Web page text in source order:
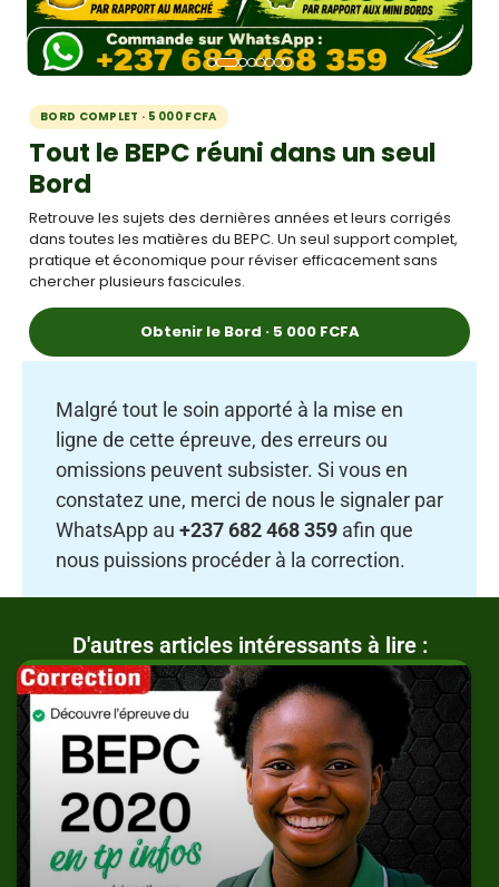
BORD COMPLET · 5 000 FCFA
Tout le BEPC réuni dans un seul
Bord
Retrouve les sujets des dernières années et leurs corrigés
dans toutes les matières du BEPC. Un seul support complet,
pratique et économique pour réviser efficacement sans
chercher plusieurs fascicules.
Obtenir le Bord · 5 000 FCFA
Malgré tout le soin apporté à la mise en
ligne de cette épreuve, des erreurs ou
omissions peuvent subsister. Si vous en
constatez une, merci de nous le signaler par
WhatsApp au +237 682 468 359 afin que
nous puissions procéder à la correction.
D'autres articles intéressants à lire :